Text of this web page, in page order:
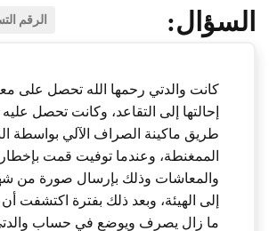
السؤال: الرقم
كانت والدتي رحمها الله تحصل على
إحالتها إلى التقاعد، وكانت تحصل
طريق ماكينة الصراف الآلي بواسطة
الممغنطة، وعندما توفيت قمت بإخطار
والمعاشات وذلك بإرسال صورة من
إلى الهيئة، وبعد ذلك بفترة اكتشفت
ما زال يصرف ويوضع في حساب